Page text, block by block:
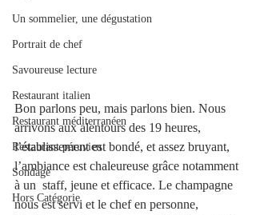
Un sommelier, une dégustation
Portrait de chef
Savoureuse lecture
Restaurant italien
Restaurant méditerranéen
Restaurant péruvien
Sondage
Hors Catégorie
Bon parlons peu, mais parlons bien. Nous
arrivons aux alentours des 19 heures,
l’établissement est bondé, et assez bruyant,
l’ambiance est chaleureuse grâce notamment
à un  staff, jeune et efficace. Le champagne
nous est servi et le chef en personne,